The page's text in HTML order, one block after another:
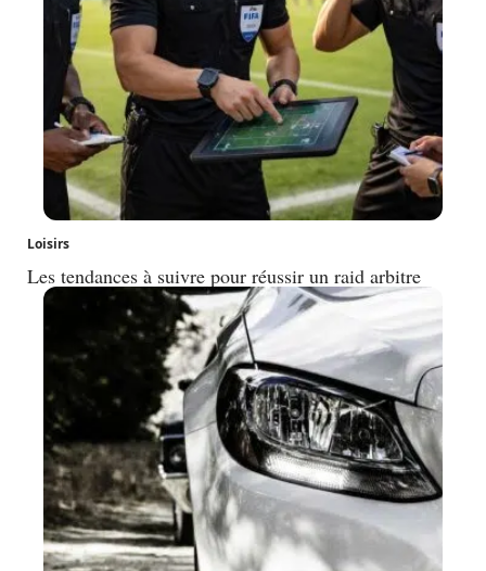
Loisirs
Les tendances à suivre pour réussir un raid arbitre